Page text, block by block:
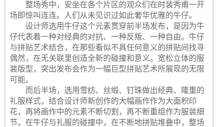
整场秀中，安坐在各个片区的观众们在时装秀甫一开
场即惊叫连连。人们从未见识过如此奢华优雅的牛仔。
设计师选用牛仔这个元素贯穿前半场发布，是因为牛
仔代表着一种对经典的对抗、一种反叛、一种自由。牛仔
与拼贴艺术结合，在那些看似不具任何意义的拼贴间找寻
偶然，在无关联里创造全新的碰撞和意义。宽松立体的服
装版型，突出发布会作为一幅巨型拼贴艺术所展现的无限
可能。
而后半场，选用雪纺、丝缎、钉珠做出经典、隆重的
礼服样式，结合设计师新创作的大幅画作作为大面积印
花，再将画作中的元素不断切割，再不断重组作为服装细
节。在牛仔与礼服的碰撞中，在不断地拼贴堆叠中，整场